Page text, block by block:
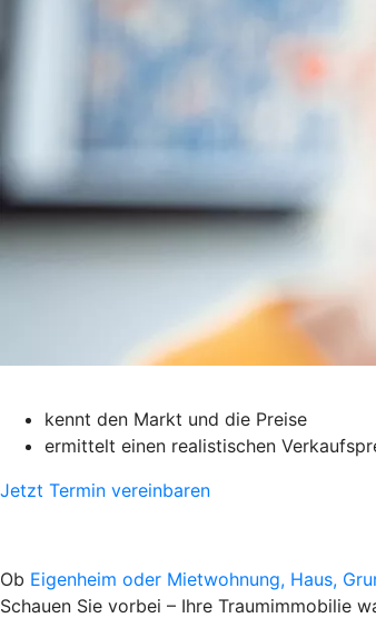
kennt den Markt und die Preise
ermittelt einen realistischen
Jetzt Termin vereinbaren
Ob Eigenheim oder Mietwohnung, Haus,
Schauen Sie vorbei – Ihre Traumimmobilie